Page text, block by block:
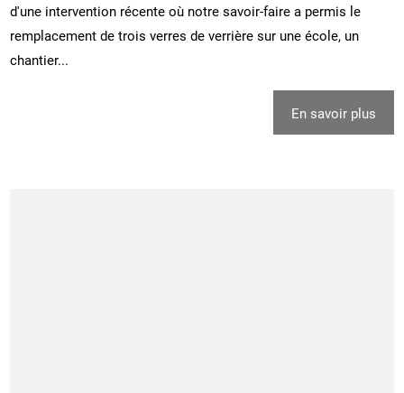
d'une intervention récente où notre savoir-faire a permis le
remplacement de trois verres de verrière sur une école, un
chantier...
En savoir plus